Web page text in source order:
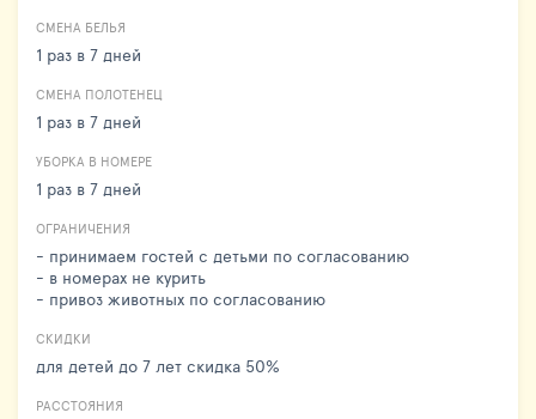
СМЕНА БЕЛЬЯ
1 раз в 7 дней
СМЕНА ПОЛОТЕНЕЦ
1 раз в 7 дней
УБОРКА В НОМЕРЕ
1 раз в 7 дней
ОГРАНИЧЕНИЯ
- принимаем гостей с детьми по согласованию
- в номерах не курить
- привоз животных по согласованию
СКИДКИ
для детей до 7 лет скидка 50%
РАССТОЯНИЯ